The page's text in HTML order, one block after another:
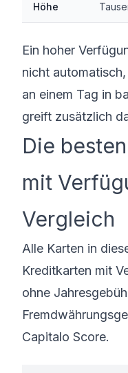
Höhe
Ein hoher
nicht
an einem Tag in
greift zusätzlich
Die
mit
Vergleich
Alle Karten in
Kreditkarten mit
ohne
Capitalo Score.